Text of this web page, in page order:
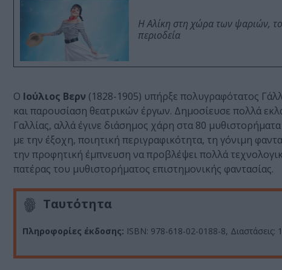
Η Αλίκη στη χώρα των ψαριών,
περιοδεία
Ο Ιούλιος Βερν (1828-1905) υπήρξε πολυγραφότατος
και παρουσίαση θεατρικών έργων. Δημοσίευσε πολλά
Γαλλίας, αλλά έγινε διάσημος χάρη στα 80
με την έξοχη, ποιητική περιγραφικότητα, τη γόνιμη
την προφητική έμπνευση να προβλέψει πολλά
πατέρας του μυθιστορήματος επιστημονικής φαντασίας.
Ταυτότητα
Πληροφορίες έκδοσης: ISBN: 978-618-02-0188-8, Διαστάσεις: